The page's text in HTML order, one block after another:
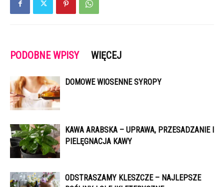
PODOBNE WPISY WIĘCEJ
DOMOWE WIOSENNE SYROPY
KAWA ARABSKA – UPRAWA, PRZESADZANIE I
PIELĘGNACJA KAWY
ODSTRASZAMY KLESZCZE – NAJLEPSZE